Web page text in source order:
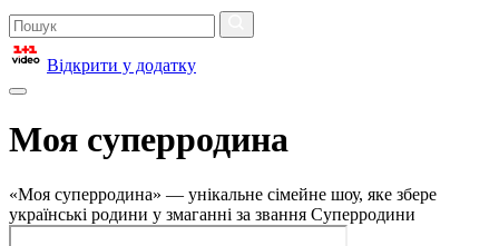
Відкрити у додатку
Моя суперродина
«Моя суперродина» — унікальне сімейне шоу, яке збере
українські родини у змаганні за звання Суперродини